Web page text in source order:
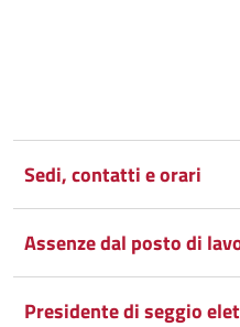
Sedi, contatti e orari
Assenze dal posto di
Presidente di seggio